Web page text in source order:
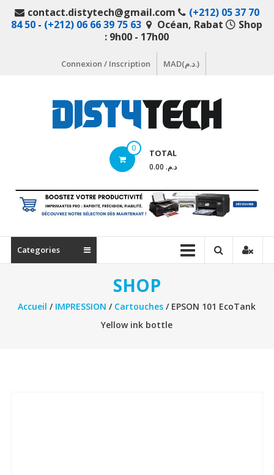
contact.distytech@gmail.com
(+212) 05 37 70
84 50 - (+212) 06 66 39 75 63 Océan, Rabat
Shop
: 9h00 - 17h00
Connexion / Inscription MAD(د.م.)
en
ligne
matériel
informatique
0 TOTAL
د.م. 0.00
Categories
SHOP
Accueil / IMPRESSION / Cartouches / EPSON 101 EcoTank
Yellow ink bottle